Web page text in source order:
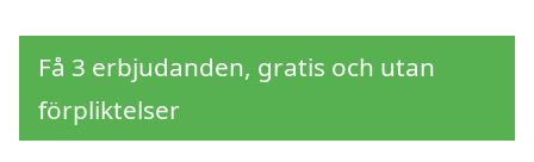
Få 3 erbjudanden, gratis och utan
förpliktelser